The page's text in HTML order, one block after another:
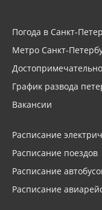
Погода в Санкт-
Метро Санкт-
График развода
Вакансии
Расписание
Расписание поездов
Расписание
Расписание